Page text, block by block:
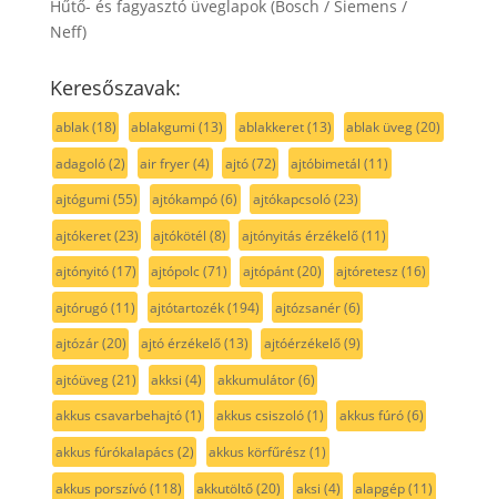
Hűtő- és fagyasztó üveglapok (Bosch / Siemens /
Neff)
Keresőszavak:
ablak(18) ablakgumi (13) ablakkeret(13) ablak üveg(20)
adagoló(2) air fryer(4) ajtó(72) ajtóbimetál (11)
ajtógumi (55) ajtókampó(6) ajtókapcsoló(23)
ajtókeret(23) ajtókötél (8) ajtónyitás érzékelő(11)
ajtónyitó(17) ajtópolc(71) ajtópánt(20) ajtóretesz (16)
ajtórugó(11) ajtótartozék(194) ajtózsanér(6)
ajtózár(20) ajtó érzékelő(13) ajtóérzékelő(9)
ajtóüveg(21) akksi (4) akkumulátor(6)
akkus csavarbehajtó(1) akkus csiszoló(1) akkus fúró(6)
akkus fúrókalapács (2) akkus körfűrész (1)
akkus porszívó(118) akkutöltő(20) aksi (4) alapgép(11)